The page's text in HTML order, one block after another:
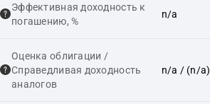
Эффективная доходность к
погашению, %
n/a
Оценка облигации /
Справедливая доходность
аналогов
n/a / (n/a)